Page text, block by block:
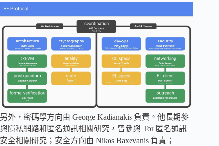
另外，密碼學方向由 George Kadianakis 負責。他長期參
與隱私網路和匿名通訊相關研究，曾參與 Tor 匿名通訊
安全相關研究；安全方向由 Nikos Baxevanis 負責；